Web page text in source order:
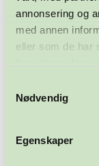
annonsering og
med annen
eller som de har
Nødvendig
Egenskaper